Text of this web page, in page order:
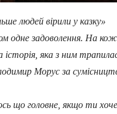
людей вірили у казку»
одне задоволення. На
яка з ним
Морус за
що головне, якщо ти